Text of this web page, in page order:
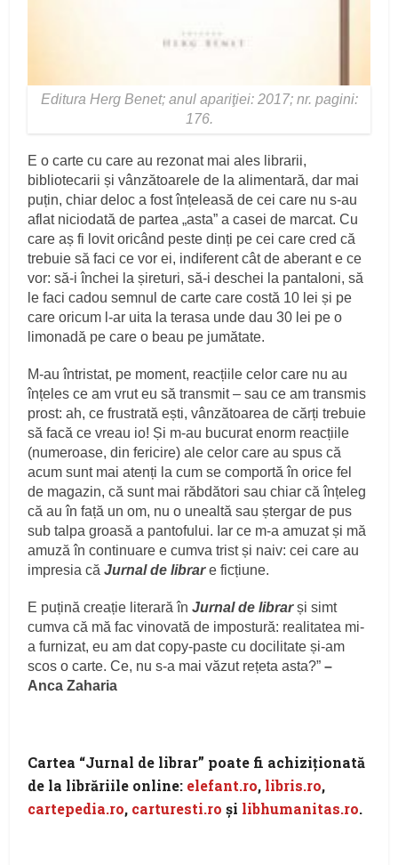
Editura Herg Benet; anul apariţiei: 2017; nr. pagini:
176.
E o carte cu care au rezonat mai ales librarii,
bibliotecarii și vânzătoarele de la alimentară, dar mai
puțin, chiar deloc a fost înțeleasă de cei care nu s-au
aflat niciodată de partea „asta” a casei de marcat. Cu
care aș fi lovit oricând peste dinți pe cei care cred că
trebuie să faci ce vor ei, indiferent cât de aberant e ce
vor: să-i închei la șireturi, să-i deschei la pantaloni, să
le faci cadou semnul de carte care costă 10 lei și pe
care oricum l-ar uita la terasa unde dau 30 lei pe o
limonadă pe care o beau pe jumătate.
M-au întristat, pe moment, reacțiile celor care nu au
înțeles ce am vrut eu să transmit – sau ce am transmis
prost: ah, ce frustrată ești, vânzătoarea de cărți trebuie
să facă ce vreau io! Și m-au bucurat enorm reacțiile
(numeroase, din fericire) ale celor care au spus că
acum sunt mai atenți la cum se comportă în orice fel
de magazin, că sunt mai răbdători sau chiar că înțeleg
că au în față un om, nu o unealtă sau ștergar de pus
sub talpa groasă a pantofului. Iar ce m-a amuzat și mă
amuză în continuare e cumva trist și naiv: cei care au
impresia căJurnal de librare ficțiune.
E puțină creație literară înJurnal de librarși simt
cumva că mă fac vinovată de impostură: realitatea mi-
a furnizat, eu am dat copy-paste cu docilitate și-am
scos o carte. Ce, nu s-a mai văzut rețeta asta?”–
Anca Zaharia
Cartea “Jurnal de librar” poate fi achiziţionată
de la librăriile online: elefant.ro, libris.ro,
cartepedia.ro, carturesti.ro şi libhumanitas.ro.